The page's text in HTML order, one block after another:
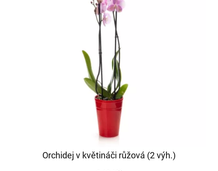
Orchidej v květináči růžová (2 výh.)